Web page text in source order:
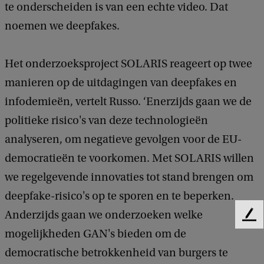
te onderscheiden is van een echte video. Dat
noemen we deepfakes.
Het onderzoeksproject SOLARIS reageert op twee
manieren op de uitdagingen van deepfakes en
infodemieën, vertelt Russo. ‘Enerzijds gaan we de
politieke risico's van deze technologieën
analyseren, om negatieve gevolgen voor de EU-
democratieën te voorkomen. Met SOLARIS willen
we regelgevende innovaties tot stand brengen om
deepfake-risico's op te sporen en te beperken.
Anderzijds gaan we onderzoeken welke
mogelijkheden GAN's bieden om de
democratische betrokkenheid van burgers te
F